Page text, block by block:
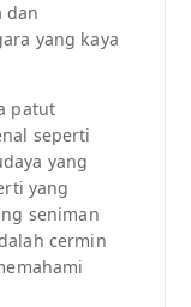
dan
yang kaya
patut
seperti
yang
yang
seniman
cermin